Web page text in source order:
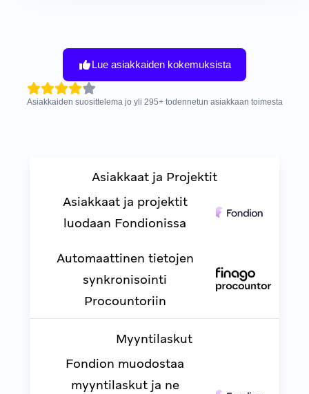
Lue asiakkaiden kokemuksista
Asiakkaiden suosittelema jo yli 295+ todennetun asiakkaan toimesta
Asiakkaat ja Projektit
Asiakkaat ja projektit
luodaan Fondionissa
Automaattinen tietojen
synkronisointi
Procountoriin
Myyntilaskut
Fondion muodostaa
myyntilaskut ja ne